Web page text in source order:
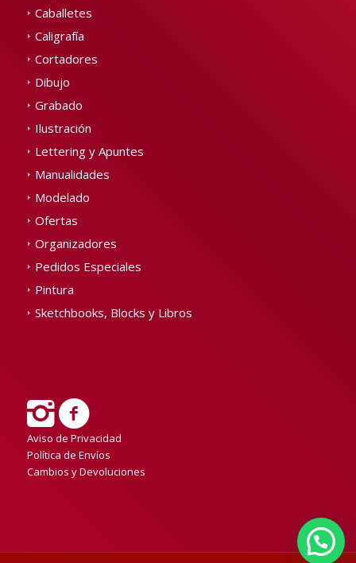
Caballetes
Caligrafía
Cortadores
Dibujo
Grabado
Ilustración
Lettering y Apuntes
Manualidades
Modelado
Ofertas
Organizadores
Pedidos Especiales
Pintura
Sketchbooks, Blocks y Libros
Aviso de Privacidad
Política de Envíos
Cambios y Devoluciones